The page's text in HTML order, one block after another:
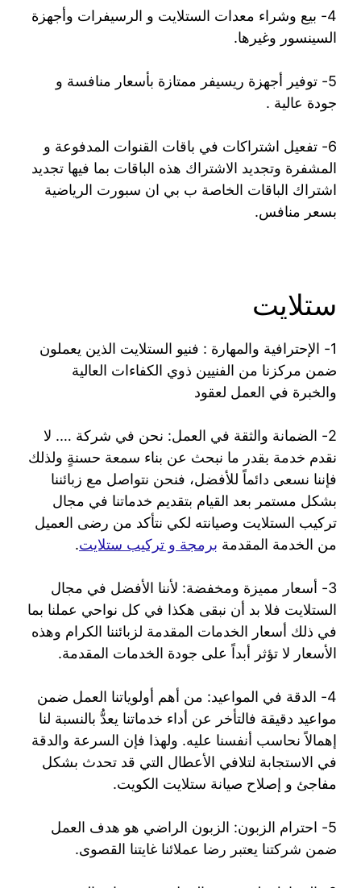
4- بيع وشراء معدات الستلايت و الرسيفرات وأجهزة
السينسور وغيرها.
5- توفير أجهزة ريسيفر ممتازة بأسعار منافسة و
جودة عالية .
6- تفعيل اشتراكات في باقات القنوات المدفوعة و
المشفرة وتجديد الاشتراك هذه الباقات بما فيها تجديد
اشتراك الباقات الخاصة ب بي ان سبورت الرياضية
بسعر منافس.
ستلايت
1- الإحترافية والمهارة : فنيو الستلايت الذين يعملون
ضمن مركزنا من الفنيين ذوي الكفاءات العالية
والخبرة في العمل لعقود
2- الضمانة والثقة في العمل: نحن في شركة …. لا
نقدم خدمة بقدر ما نبحث عن بناء سمعة حسنةٍ ولذلك
فإننا نسعى دائماً للأفضل، فنحن نتواصل مع زبائننا
بشكل مستمر بعد القيام بتقديم خدماتنا في مجال
تركيب الستلايت وصيانته لكي نتأكد من رضى العميل
من الخدمة المقدمة برمجة و تركيب ستلايت.
3- أسعار مميزة ومخفضة: لأننا الأفضل في مجال
الستلايت فلا بد أن نبقى هكذا في كل نواحي عملنا بما
في ذلك أسعار الخدمات المقدمة لزبائننا الكرام وهذه
الأسعار لا تؤثر أبداً على جودة الخدمات المقدمة.
4- الدقة في المواعيد: من أهم أولوياتنا العمل ضمن
مواعيد دقيقة فالتأخر عن أداء خدماتنا يعدُّ بالنسبة لنا
إهمالاً نحاسب أنفسنا عليه. ولهذا فإن السرعة والدقة
في الاستجابة لتلافي الأعطال التي قد تحدث بشكل
مفاجئ و إصلاح صيانة ستلايت الكويت.
5- احترام الزبون: الزبون الراضي هو هدف العمل
ضمن شركتنا يعتبر رضا عملائنا غايتنا القصوى.